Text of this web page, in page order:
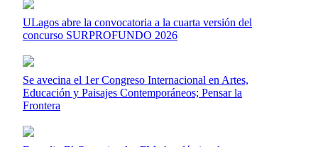
ULagos abre la convocatoria a la cuarta versión del
concurso SURPROFUNDO 2026
Se avecina el 1er Congreso Internacional en Artes,
Educación y Paisajes Contemporáneos; Pensar la
Frontera